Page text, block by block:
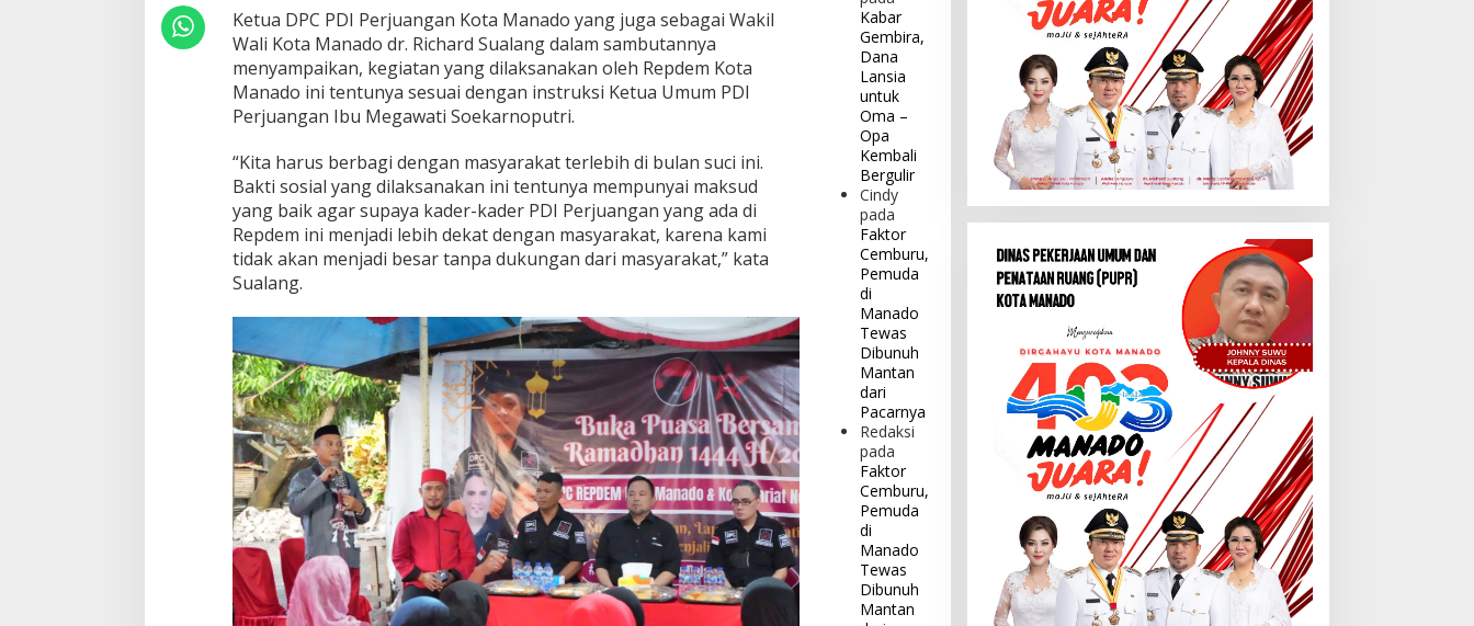
a
s
a
B
e
r
a
m
a
N
e
l
a
Ketua DPC PDI Perjuangan Kota Manado yang juga sebagai Wakil
Wali Kota Manado dr. Richard Sualang dalam sambutannya
menyampaikan, kegiatan yang dilaksanakan oleh Repdem Kota
Manado ini tentunya sesuai dengan instruksi Ketua Umum PDI
Perjuangan Ibu Megawati Soekarnoputri.
“Kita harus berbagi dengan masyarakat terlebih di bulan suci ini.
Bakti sosial yang dilaksanakan ini tentunya mempunyai maksud
yang baik agar supaya kader-kader PDI Perjuangan yang ada di
Repdem ini menjadi lebih dekat dengan masyarakat, karena kami
tidak akan menjadi besar tanpa dukungan dari masyarakat,” kata
Sualang.
Kabar
Gembira,
Dana
Lansia
untuk
Oma –
Opa
Kembali
Bergulir
Cindy
pada
Faktor
Cemburu,
Pemuda
di
Manado
Tewas
Dibunuh
Mantan
dari
Pacarnya
Redaksi
pada
Faktor
Cemburu,
Pemuda
di
Manado
Tewas
Dibunuh
Mantan